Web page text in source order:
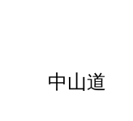
中山道